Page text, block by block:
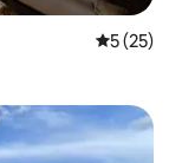
5 (25)